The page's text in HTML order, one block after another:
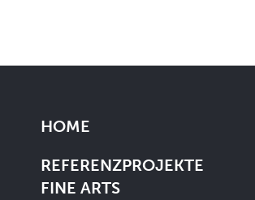
HOME
REFERENZPROJEKTE
FINE ARTS